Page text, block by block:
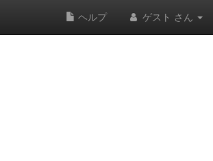
ヘルプ ゲスト さん